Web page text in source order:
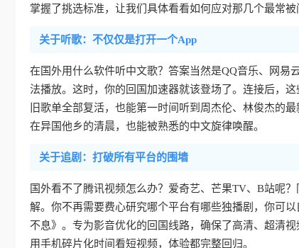
掌握了挑选标准，让我们具体看看如何应对那几个最常
关于听歌：不仅仅是打开一个App
在国外用什么软件听中文歌？答案当然是QQ音乐、网
法播放。这时，你的回国加速器就该登场了。连接后，
旧歌单全部复活，也能第一时间听到周杰伦、林俊杰的
在异国他乡的清晨，也能被熟悉的中文旋律唤醒。
关于追剧：打破所有平台的围墙
国外看不了腾讯视频怎么办？爱奇艺、芒果TV、B站呢
解。你不再需要费心研究哪个平台有哪些独播剧，你可
不息》。专为影音优化的回国线路，确保了高清、超清
用手机碎片化时间看短视频，体验都完整回归。